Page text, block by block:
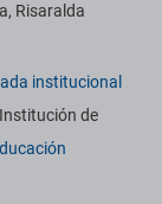
Risaralda
institucional
de